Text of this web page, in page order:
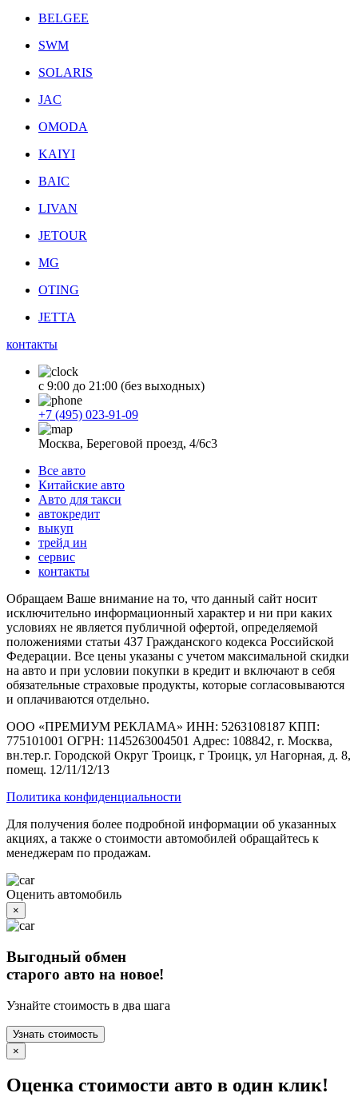
BELGEE
SWM
SOLARIS
JAC
OMODA
KAIYI
BAIC
LIVAN
JETOUR
MG
OTING
JETTA
контакты
с 9:00 до 21:00 (без выходных)
+7 (495) 023-91-09
Москва, Береговой проезд, 4/6с3
Все авто
Китайские авто
Авто для такси
автокредит
выкуп
трейд ин
сервис
контакты
Обращаем Ваше внимание на то, что данный сайт носит
исключительно информационный характер и ни при каких
условиях не является публичной офертой, определяемой
положениями статьи 437 Гражданского кодекса Российской
Федерации. Все цены указаны с учетом максимальной скидки
на авто и при условии покупки в кредит и включают в себя
обязательные страховые продукты, которые согласовываются
и оплачиваются отдельно.
ООО «ПРЕМИУМ РЕКЛАМА» ИНН: 5263108187 КПП:
775101001 ОГРН: 1145263004501 Адрес: 108842, г. Москва,
вн.тер.г. Городской Округ Троицк, г Троицк, ул Нагорная, д. 8,
помещ. 12/11/12/13
Политика конфиденциальности
Для получения более подробной информации об указанных
акциях, а также о стоимости автомобилей обращайтесь к
менеджерам по продажам.
Оценить автомобиль
×
Выгодный обмен
старого авто на новое!
Узнайте стоимость в два шага
Узнать стоимость
×
Оценка стоимости авто в один клик!